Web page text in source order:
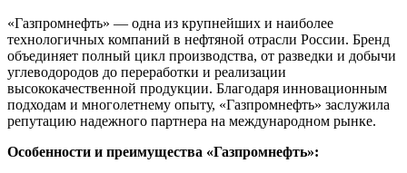
«Газпромнефть» — одна из крупнейших и наиболее
технологичных компаний в нефтяной отрасли России. Бренд
объединяет полный цикл производства, от разведки и добычи
углеводородов до переработки и реализации
высококачественной продукции. Благодаря инновационным
подходам и многолетнему опыту, «Газпромнефть» заслужила
репутацию надежного партнера на международном рынке.
Особенности и преимущества «Газпромнефть»: